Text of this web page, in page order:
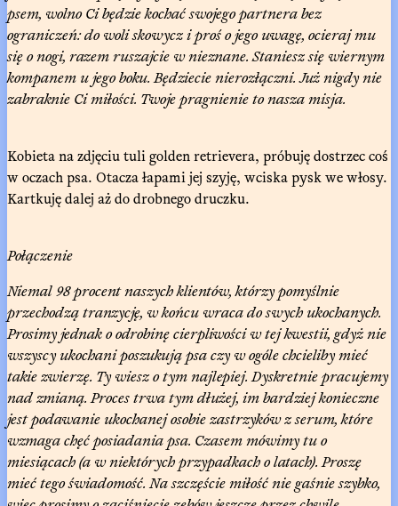
psem, wolno Ci będzie kochać swojego partnera bez
ograniczeń: do woli skowycz i proś o jego uwagę, ocieraj mu
się o nogi, razem ruszajcie w nieznane. Staniesz się wiernym
kompanem u jego boku. Będziecie nierozłączni. Już nigdy nie
zabraknie Ci miłości. Twoje pragnienie to nasza misja.
Kobieta na zdjęciu tuli golden retrievera, próbuję dostrzec coś
w oczach psa. Otacza łapami jej szyję, wciska pysk we włosy.
Kartkuję dalej aż do drobnego druczku.
Połączenie
Niemal 98 procent naszych klientów, którzy pomyślnie
przechodzą tranzycję, w końcu wraca do swych ukochanych.
Prosimy jednak o odrobinę cierpliwości w tej kwestii, gdyż nie
wszyscy ukochani poszukują psa czy w ogóle chcieliby mieć
takie zwierzę. Ty wiesz o tym najlepiej. Dyskretnie pracujemy
nad zmianą. Proces trwa tym dłużej, im bardziej konieczne
jest podawanie ukochanej osobie zastrzyków z serum, które
wzmaga chęć posiadania psa. Czasem mówimy tu o
miesiącach (a w niektórych przypadkach o latach). Proszę
mieć tego świadomość. Na szczęście miłość nie gaśnie szybko,